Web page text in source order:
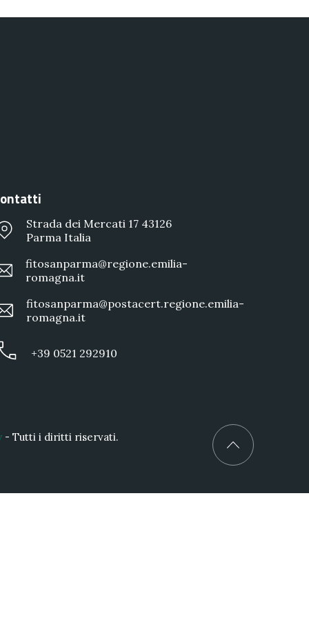
Strada dei Mercati 17 43126
Parma Italia
fitosanparma@regione.emilia-
romagna.it
fitosanparma@postacert.regione.emilia-
romagna.it
+39 0521 292910
- Tutti i diritti riservati.
Back to Top